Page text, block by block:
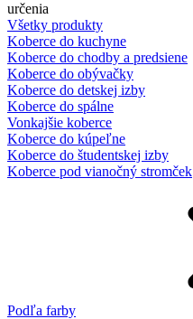
určenia
Všetky produkty
Koberce do kuchyne
Koberce do chodby a predsiene
Koberce do obývačky
Koberce do detskej izby
Koberce do spálne
Vonkajšie koberce
Koberce do kúpeľne
Koberce do študentskej izby
Koberce pod vianočný stromček
Podľa farby